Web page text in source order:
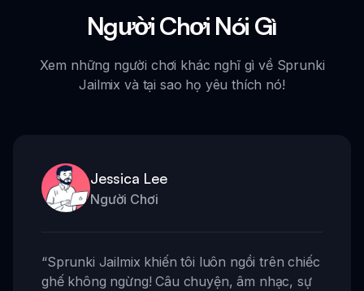
Người Chơi Nói Gì
Xem những người chơi khác nghĩ gì về Sprunki
Jailmix và tại sao họ yêu thích nó!
Jessica Lee
Người Chơi
“Sprunki Jailmix khiến tôi luôn ngồi trên chiếc
ghế không ngừng! Câu chuyện, âm nhạc, sự